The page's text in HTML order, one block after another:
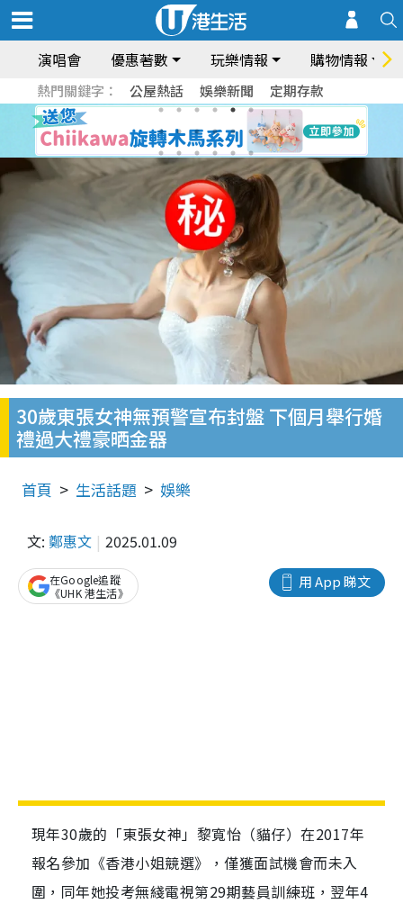
演唱會 優惠著數 玩樂情報 購物情報
熱門關鍵字： 公屋熱話 娛樂新聞 定期存款
30歲東張女神無預警宣布封盤 下個月舉行婚
禮過大禮豪晒金器
首頁 生活話題 娛樂
文: 鄭惠文 2025.01.09
用 App 睇文
在Google追蹤
《UHK 港生活》
現年30歲的「東張女神」黎寬怡（貓仔）在2017年
報名參加《香港小姐競選》，僅獲面試機會而未入
圍，同年她投考無綫電視第29期藝員訓練班，翌年4